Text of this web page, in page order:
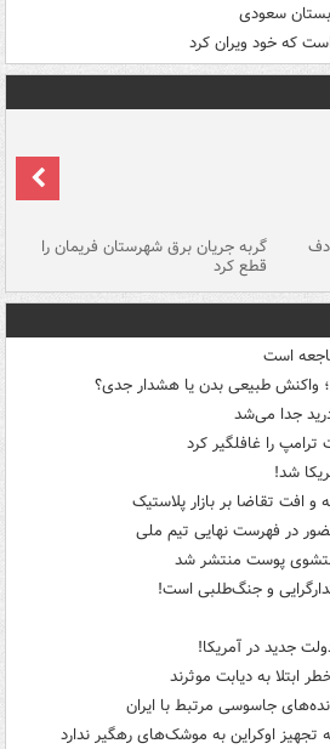
سعودی
که خود ویران کرد
گربه جریان برق شهرستان فریمان را
قطع کرد
است
واکنش طبیعی بدن یا هشدار جدی؟
جدا می‌شد
ترامپ را غافلگیر کرد
شد!
و افت تقاضا بر بازار پلاستیک
پوست منتشر شد
و جنگ‌طلبی است!
جدید در آمریکا!
ابتلا به دیابت موثرند
جاسوسی مرتبط با ایران
تجهیز اوکراین به موشک‌های رهگیر ندارد